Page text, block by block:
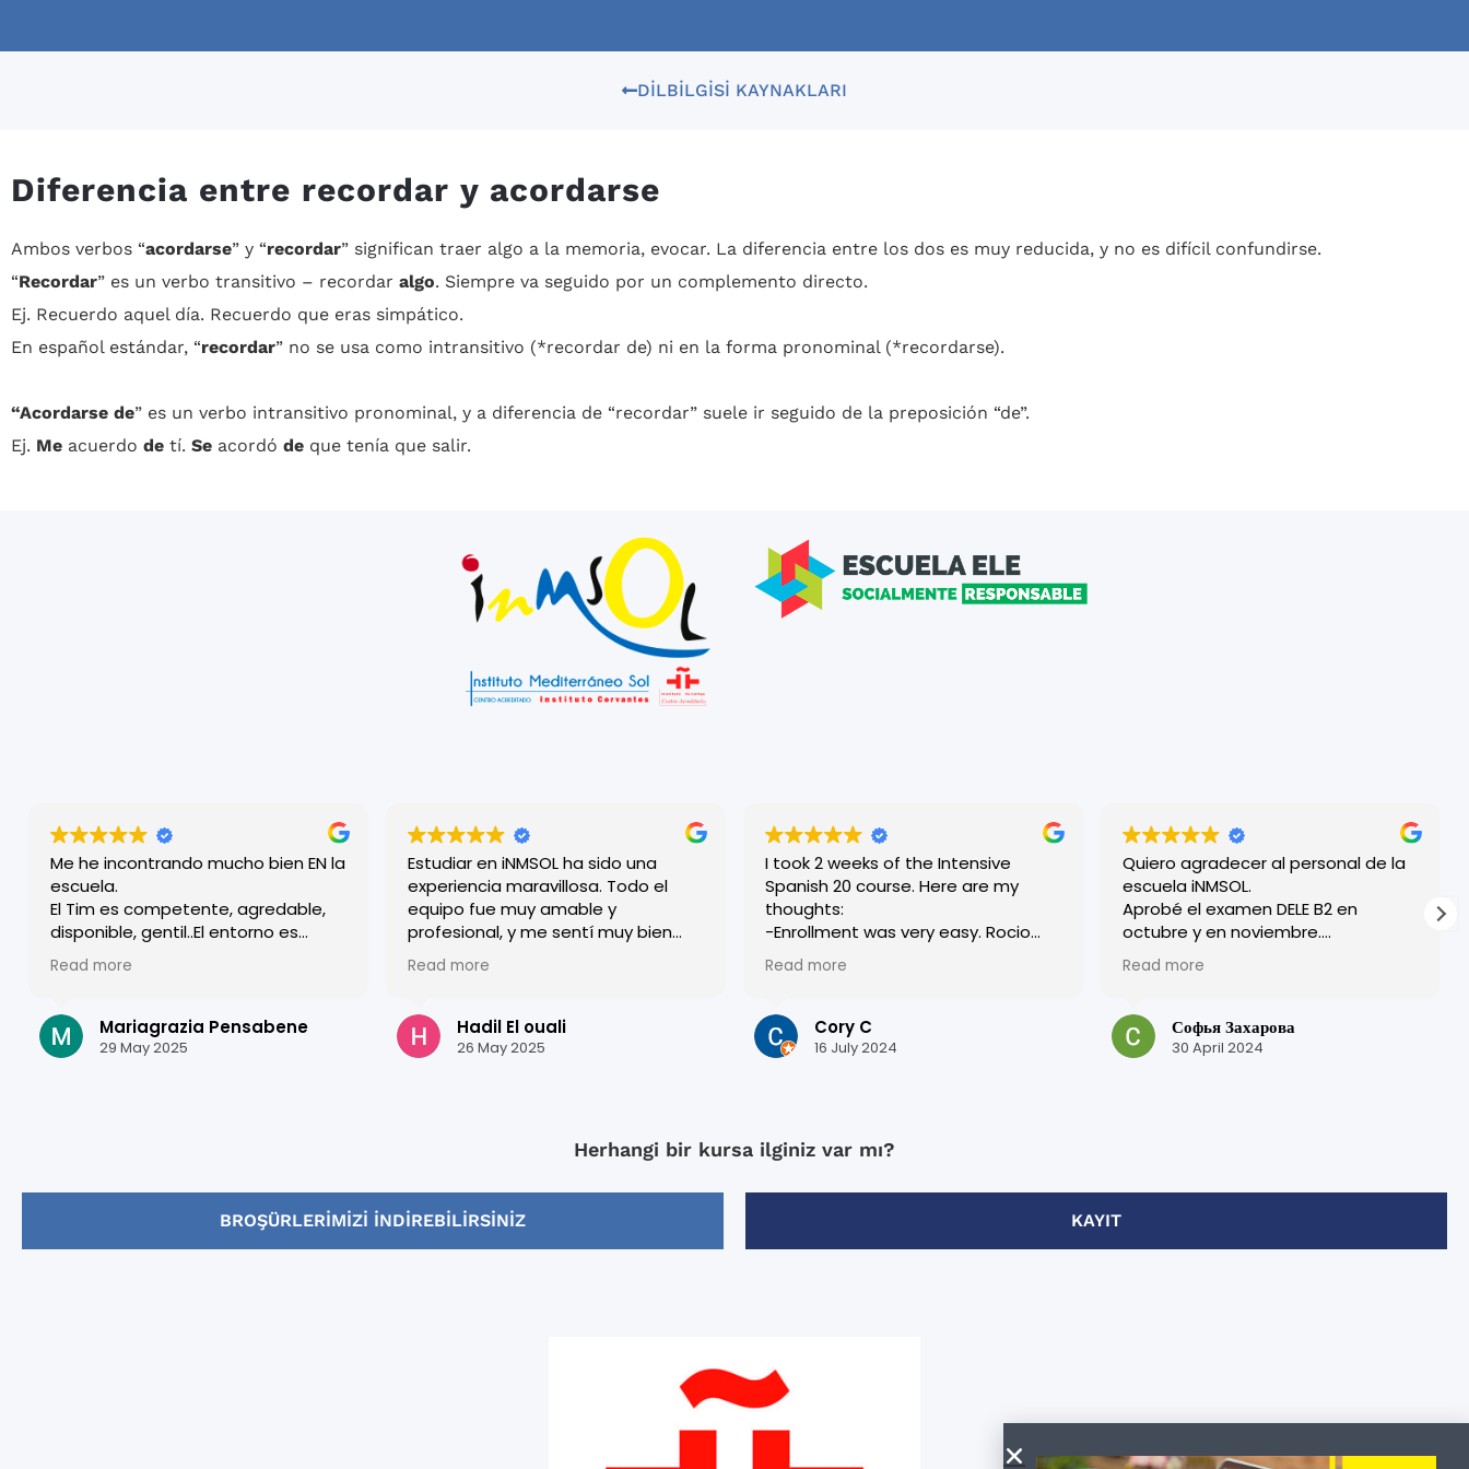
DILBILGISI KAYNAKLARI
Diferencia entre recordar y acordarse
Ambos verbos “acordarse” y “recordar” significan traer algo a la memoria, evocar. La diferencia entre los dos es muy reducida, y no es difícil confundirse.
“Recordar” es un verbo transitivo – recordar algo. Siempre va seguido por un complemento directo.
Ej. Recuerdo aquel día. Recuerdo que eras simpático.
En español estándar, “recordar” no se usa como intransitivo (*recordar de) ni en la forma pronominal (*recordarse).
“Acordarse de” es un verbo intransitivo pronominal, y a diferencia de “recordar” suele ir seguido de la preposición “de”.
Ej. Me acuerdo de tí. Se acordó de que tenía que salir.
Me he incontrando mucho bien EN la
escuela.
El Tim es competente, agredable,
disponible, gentil..El entorno es
familiar y a lo mismo efficiente y
competente. Agradezco todos.
Read more
Mariagrazia Pensabene
29 May 2025
Estudiar en iNMSOL ha sido una
experiencia maravillosa. Todo el
equipo fue muy amable y
profesional, y me sentí muy bien
acogido desde el primer día. Las
clases son dinámicas y muy bien
mejorar mi español rápidamente.
Granada es una ciudad preciosa y
Read more
Hadil El ouali
26 May 2025
I took 2 weeks of the Intensive
Spanish 20 course. Here are my
thoughts:
-Enrollment was very easy. Rocio
was very helpful and
accommodating, and everyone
-I was placed in a level above where
I thought I currently was. I originally
me, and I think it helped me get the
most out of my 2 weeks there
-Xisca was my teacher for the 2
-They had “after class” activities
Monday through Friday which were
included in the price. The after class
activities were very good/helpful,
but I really enjoyed the walking tours
Read more
Cory C
16 July 2024
Quiero agradecer al personal de la
escuela iNMSOL.
Aprobé el examen DELE B2 en
octubre y en noviembre.
¡Excelente organización y todos los
profesores son muy amables!
en esta escuela.
¡Muchas gracias por su trabajo y por
Read more
Софья Захарова
30 April 2024
Herhangi bir kursa ilginiz var mı?
BROŞÜRLERIMIZI INDIREBILIRSINIZ KAYIT